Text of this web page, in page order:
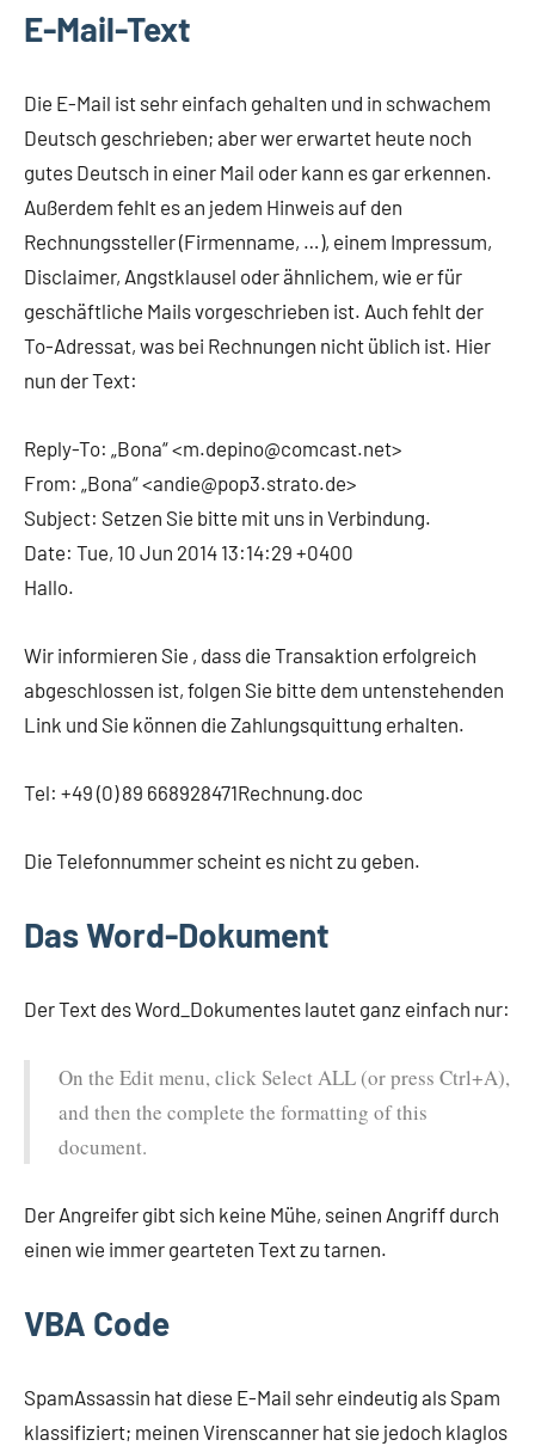
E-Mail-Text
Die E-Mail ist sehr einfach gehalten und in schwachem
Deutsch geschrieben; aber wer erwartet heute noch
gutes Deutsch in einer Mail oder kann es gar erkennen.
Außerdem fehlt es an jedem Hinweis auf den
Rechnungssteller (Firmenname, …), einem Impressum,
Disclaimer, Angstklausel oder ähnlichem, wie er für
geschäftliche Mails vorgeschrieben ist. Auch fehlt der
To-Adressat, was bei Rechnungen nicht üblich ist. Hier
nun der Text:
Reply-To: „Bona“ <m.depino@comcast.net>
From: „Bona“ <andie@pop3.strato.de>
Subject: Setzen Sie bitte mit uns in Verbindung.
Date: Tue, 10 Jun 2014 13:14:29 +0400
Hallo.
Wir informieren Sie , dass die Transaktion erfolgreich
abgeschlossen ist, folgen Sie bitte dem untenstehenden
Link und Sie können die Zahlungsquittung erhalten.
Tel: +49 (0) 89 668928471Rechnung.doc
Die Telefonnummer scheint es nicht zu geben.
Das Word-Dokument
Der Text des Word_Dokumentes lautet ganz einfach nur:
On the Edit menu, click Select ALL (or press Ctrl+A),
and then the complete the formatting of this
document.
Der Angreifer gibt sich keine Mühe, seinen Angriff durch
einen wie immer gearteten Text zu tarnen.
VBA Code
SpamAssassin hat diese E-Mail sehr eindeutig als Spam
klassifiziert; meinen Virenscanner hat sie jedoch klaglos